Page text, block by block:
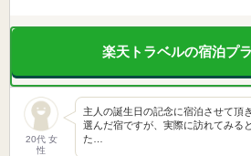
楽天トラベルの宿泊プ
20代 女
性
主人の誕生日の記念に宿泊させて頂
選んだ宿ですが、実際に訪れてみる
た…